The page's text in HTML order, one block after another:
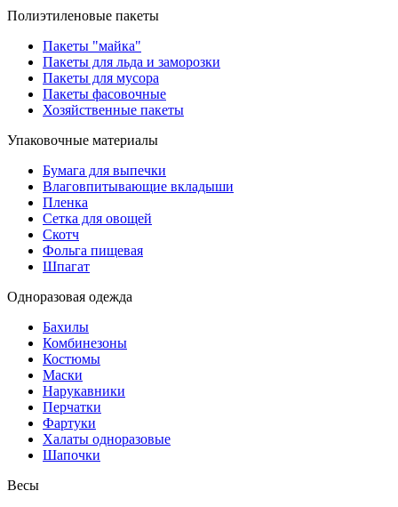
Полиэтиленовые пакеты
Пакеты "майка"
Пакеты для льда и заморозки
Пакеты для мусора
Пакеты фасовочные
Хозяйственные пакеты
Упаковочные материалы
Бумага для выпечки
Влаговпитывающие вкладыши
Пленка
Сетка для овощей
Скотч
Фольга пищевая
Шпагат
Одноразовая одежда
Бахилы
Комбинезоны
Костюмы
Маски
Нарукавники
Перчатки
Фартуки
Халаты одноразовые
Шапочки
Весы